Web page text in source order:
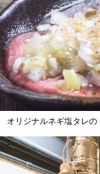
オリジナルネギ塩タレ